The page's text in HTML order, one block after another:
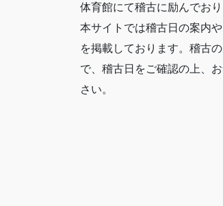
体育館にて稽古に励んでおり
本サイトでは稽古日の案内
を掲載しております。稽古
で、稽古日をご確認の上、
さい。